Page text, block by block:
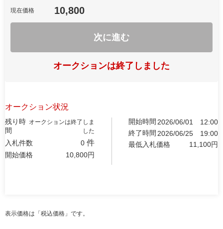
現在価格 10,800
次に進む
オークションは終了しました
オークション状況
残り時
間
オークションは終了しま
した
入札件数 0 件
開始価格 10,800円
開始時間 2026/06/01
12:00
終了時間 2026/06/25
19:00
最低入札価格
11,100円
表示価格は「税込価格」です。